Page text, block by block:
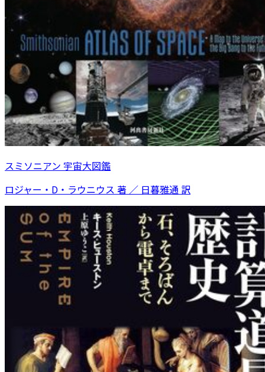
スミソニアン 宇宙大図鑑
ロジャー・D・ラウニウス 著 ／ 日暮雅通 訳